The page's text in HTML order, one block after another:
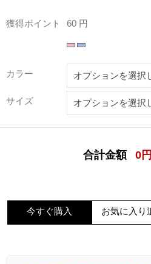
獲得ポイント 60 円
カラー
サイズ
合計金額 0 円
今すぐ購入 お気に入り